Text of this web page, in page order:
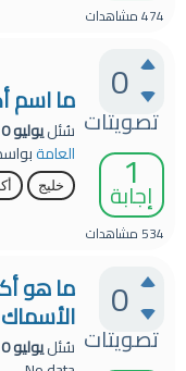
474مشاهدات
0
تصويتات
1
إجابة
534مشاهدات
ما اسم
سُئليوليو 10، 2022
العامة
خليج
0
تصويتات
ما هو
سُئليوليو 10، 2022